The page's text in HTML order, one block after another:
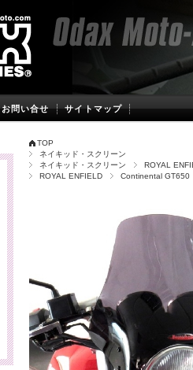
お問い合せ サイトマップ
TOP
ネイキッド・スクリーン
ネイキッド・スクリーン
ROYAL
ROYAL ENFIELD
Continental GT650